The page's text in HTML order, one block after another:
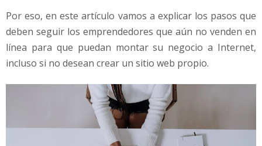
Por eso, en este artículo vamos a explicar los pasos que
deben seguir los emprendedores que aún no venden en
línea para que puedan montar su negocio a Internet,
incluso si no desean crear un sitio web propio.